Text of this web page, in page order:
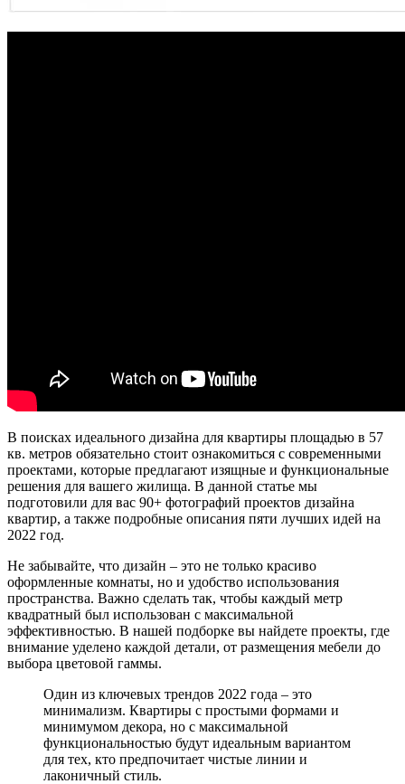
В поисках идеального дизайна для квартиры площадью в 57
кв. метров обязательно стоит ознакомиться с современными
проектами, которые предлагают изящные и функциональные
решения для вашего жилища. В данной статье мы
подготовили для вас 90+ фотографий проектов дизайна
квартир, а также подробные описания пяти лучших идей на
2022 год.
Не забывайте, что дизайн – это не только красиво
оформленные комнаты, но и удобство использования
пространства. Важно сделать так, чтобы каждый метр
квадратный был использован с максимальной
эффективностью. В нашей подборке вы найдете проекты, где
внимание уделено каждой детали, от размещения мебели до
выбора цветовой гаммы.
Один из ключевых трендов 2022 года – это
минимализм. Квартиры с простыми формами и
минимумом декора, но с максимальной
функциональностью будут идеальным вариантом
для тех, кто предпочитает чистые линии и
лаконичный стиль.